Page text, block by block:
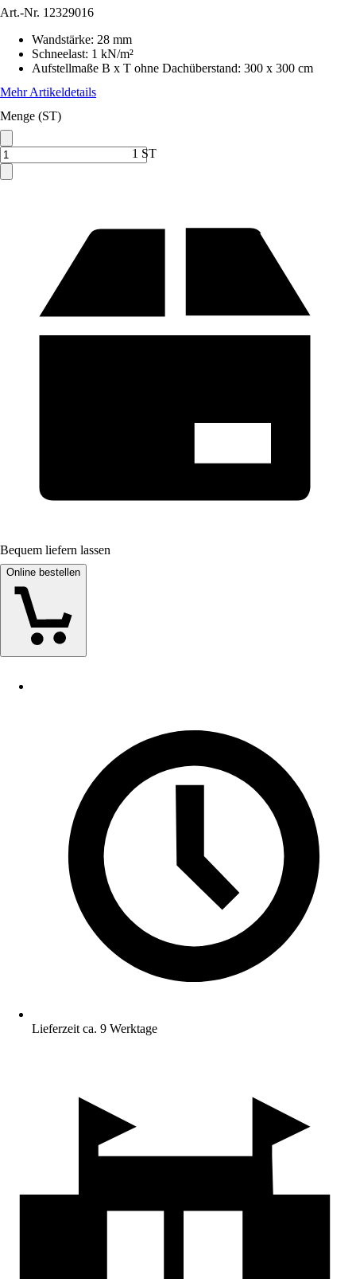
Art.-Nr. 12329016
Wandstärke: 28 mm
Schneelast: 1 kN/m²
Aufstellmaße B x T ohne Dachüberstand: 300 x 300 cm
Mehr Artikeldetails
Menge (ST)
1 ST
Bequem liefern lassen
Online bestellen
Lieferzeit ca. 9 Werktage